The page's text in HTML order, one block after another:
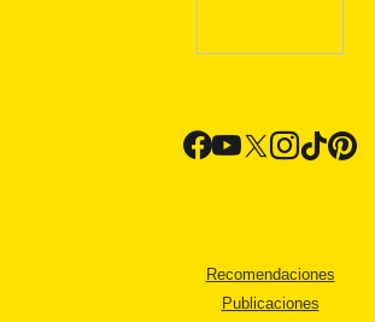
Recomendaciones
Publicaciones